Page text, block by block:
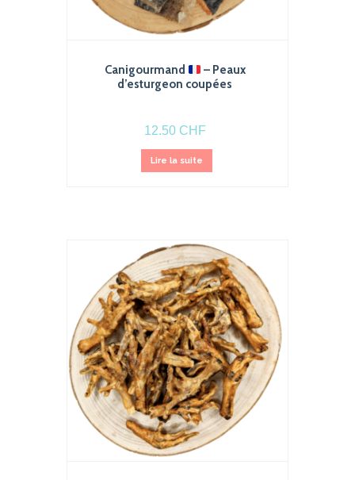
Canigourmand
– Peaux
d’esturgeon coupées
12.50 CHF
Lire la suite